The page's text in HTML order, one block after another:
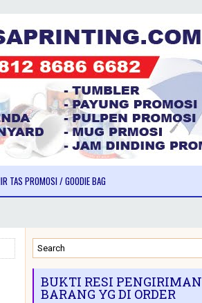
TAS PROMOSI / GOODIE BAG
BUKTI RESI PENGIRIMAN
BARANG YG DI ORDER